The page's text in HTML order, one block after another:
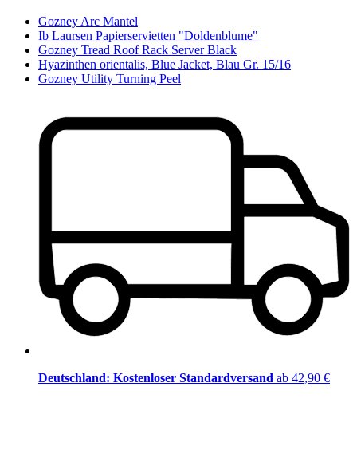
Gozney Arc Mantel
Ib Laursen Papierservietten "Doldenblume"
Gozney Tread Roof Rack Server Black
Hyazinthen orientalis, Blue Jacket, Blau Gr. 15/16
Gozney Utility Turning Peel
Deutschland: Kostenloser Standardversand ab 42,90 €